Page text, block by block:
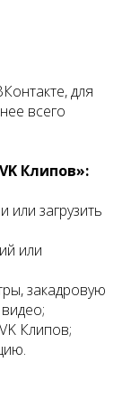
для
всего
Клипов»:
загрузить
или
закадровую
Клипов;